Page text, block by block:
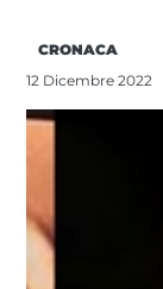
CRONACA
12 Dicembre 2022